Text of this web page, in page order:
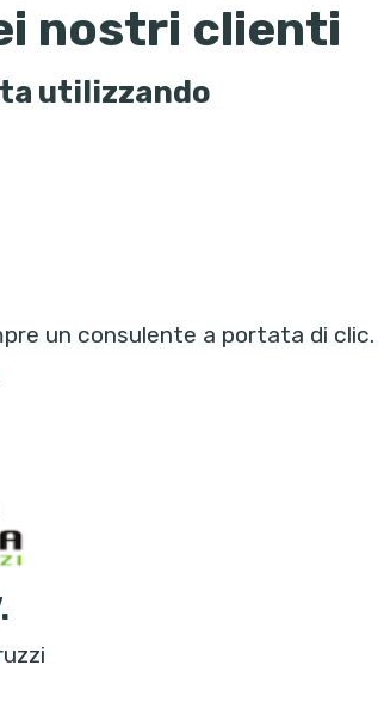
nostri clienti
utilizzando
un consulente a portata di clic.